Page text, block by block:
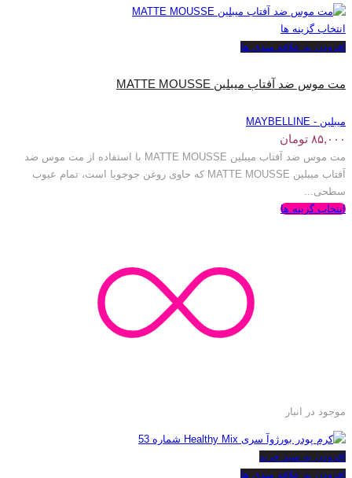
انتخاب گزینه ها
افزودن به علاقه مندی ها
مت موس ضد آفتاب میبلین MATTE MOUSSE
میبلین - MAYBELLINE
۸۵,۰۰۰ تومان
مت موس ضد آفتاب میبلین MATTE MOUSSE با استفاده از مت موس ضد
آفتاب میبلین MATTE MOUSSE که حاوی روغن جوجوبا است، تمام عیوب
سطحی...
انتخاب گزینه ها
موجود در انبار
افزودن به سبد خرید
افزودن به علاقه مندی ها